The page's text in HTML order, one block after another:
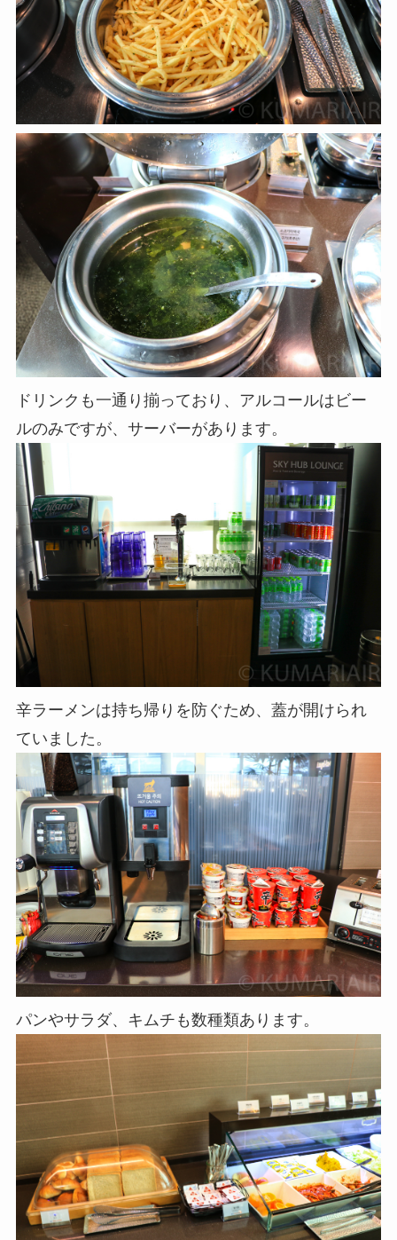
ドリンクも一通り揃っており、アルコールはビー
ルのみですが、サーバーがあります。
辛ラーメンは持ち帰りを防ぐため、蓋が開けられ
ていました。
パンやサラダ、キムチも数種類あります。